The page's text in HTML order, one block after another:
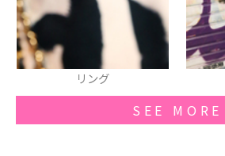
SEE MORE